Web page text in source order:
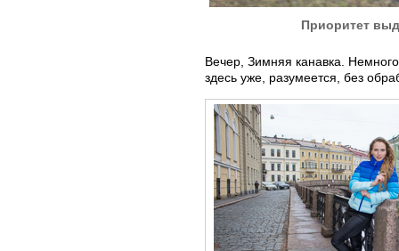
Приоритет
Вечер, Зимняя канавка.
здесь уже, разумеется, без